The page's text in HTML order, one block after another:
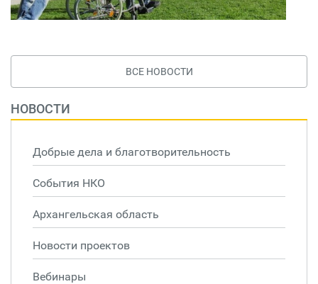
ВСЕ НОВОСТИ
НОВОСТИ
Добрые дела и благотворительность
События НКО
Архангельская область
Новости проектов
Вебинары